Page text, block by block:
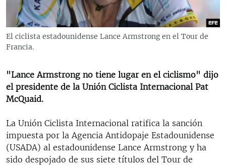
RADIO MARTÍ
ESPECIALES
ESPECIALES
SER VIEJO EN CUBA
KENTU-CUBANO
LOS SANTOS DE HIALEAH
DESINFORMACIÓN RUSA EN AMÉRICA LATINA
LA INVASIÓN DE RUSIA A UCRANIA
MULTIMEDIA
SÍGUENOS
El ciclista estadounidense Lance Armstrong en el Tour de
Francia.
"Lance Armstrong no tiene lugar en el ciclismo" dijo
el presidente de la Unión Ciclista Internacional Pat
McQuaid.
La Unión Ciclista Internacional ratifica la sanción
impuesta por la Agencia Antidopaje Estadounidense
(USADA) al estadounidense Lance Armstrong y ha
sido despojado de sus siete títulos del Tour de